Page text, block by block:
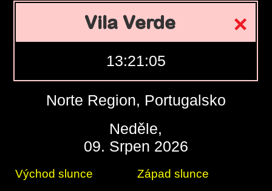
Vila Verde
13:21:06
Norte Region, Portugalsko
Neděle,
09. Srpen 2026
Východ slunce
Západ slunce